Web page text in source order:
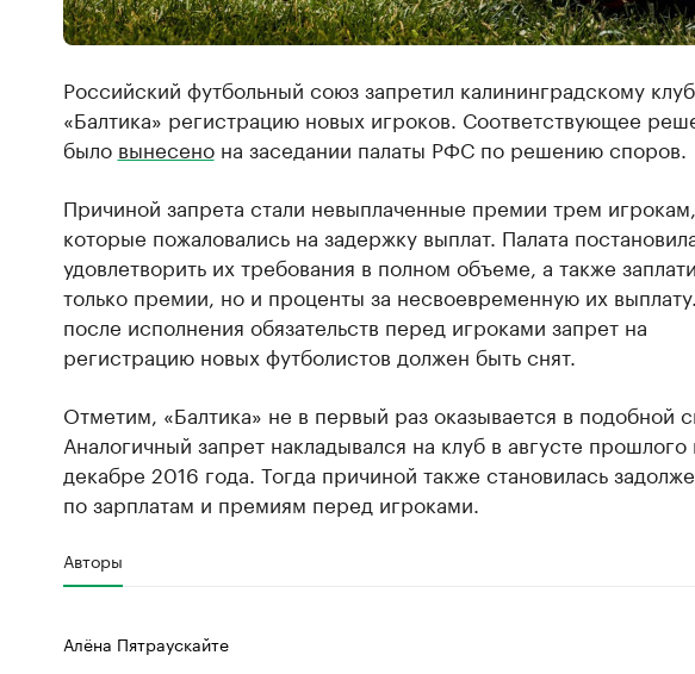
Российский футбольный союз запретил калининградскому
«Балтика» регистрацию новых игроков. Соответствующее
было вынесенона заседании палаты РФС по решению споров.
Причиной запрета стали невыплаченные премии трем игрокам,
которые пожаловались на задержку выплат. Палата
удовлетворить их требования в полном объеме, а также
только премии, но и проценты за несвоевременную их
после исполнения обязательств перед игроками запрет на
регистрацию новых футболистов должен быть снят.
Отметим, «Балтика» не в первый раз оказывается в подобной
Аналогичный запрет накладывался на клуб в августе прошлого
декабре 2016 года. Тогда причиной также становилась
по зарплатам и премиям перед игроками.
Авторы
Алёна Пятраускайте